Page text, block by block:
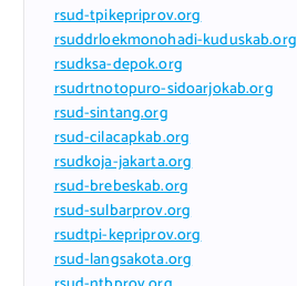
rsud-tpikepriprov.org
rsuddrloekmonohadi-kuduskab.org
rsudksa-depok.org
rsudrtnotopuro-sidoarjokab.org
rsud-sintang.org
rsud-cilacapkab.org
rsudkoja-jakarta.org
rsud-brebeskab.org
rsud-sulbarprov.org
rsudtpi-kepriprov.org
rsud-langsakota.org